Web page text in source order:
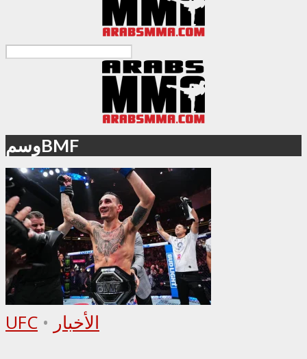
وسمBMF
UFC • الأخبار